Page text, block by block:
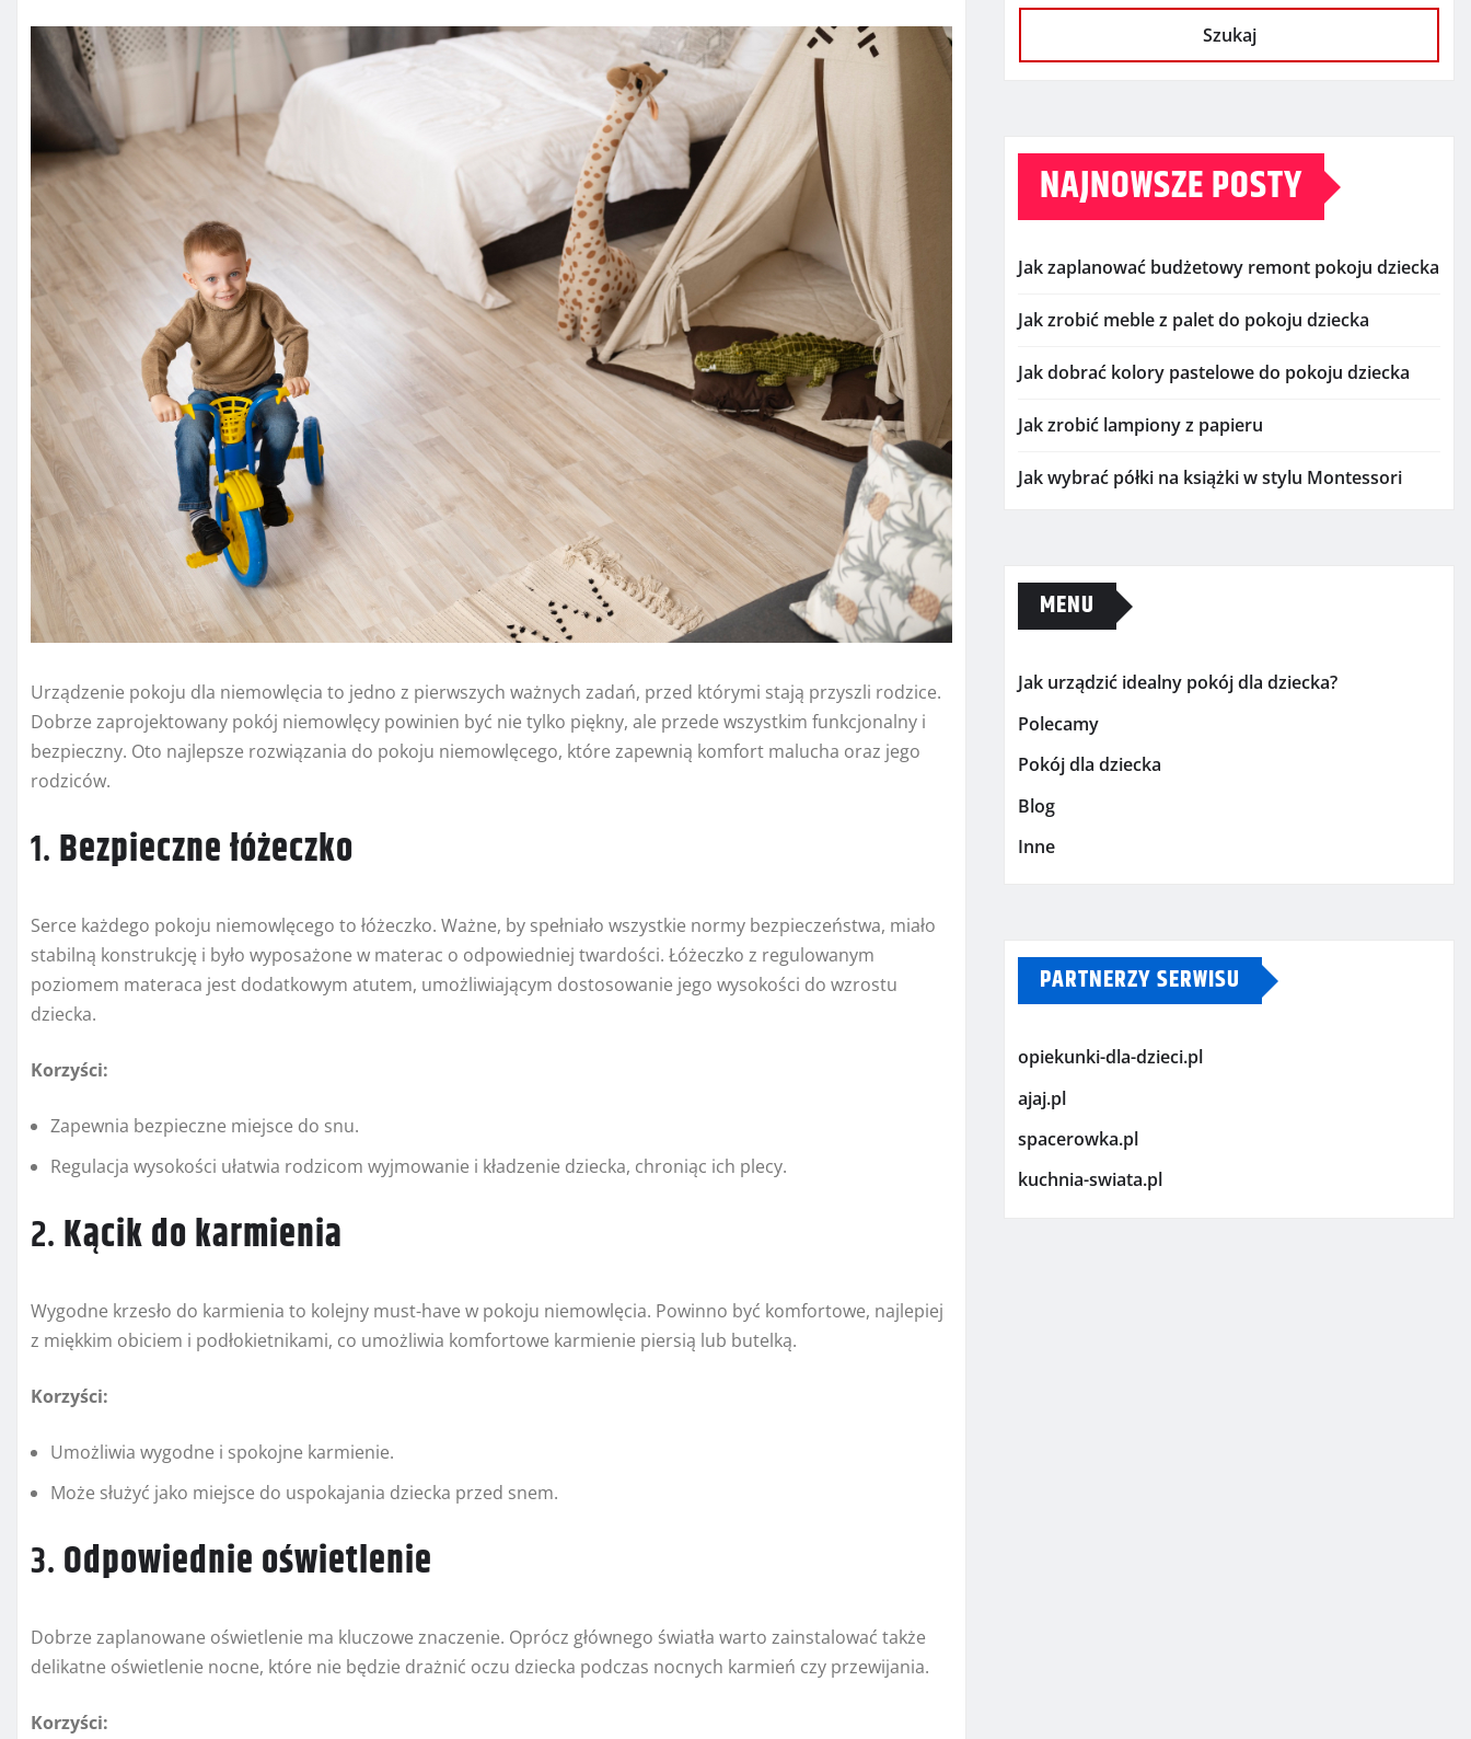
Urządzenie pokoju dla niemowlęcia to jedno z pierwszych ważnych zadań, przed którymi stają przyszli rodzice.
Dobrze zaprojektowany pokój niemowlęcy powinien być nie tylko piękny, ale przede wszystkim funkcjonalny i
bezpieczny. Oto najlepsze rozwiązania do pokoju niemowlęcego, które zapewnią komfort malucha oraz jego
rodziców.
1.Bezpieczne łóżeczko
Serce każdego pokoju niemowlęcego to łóżeczko. Ważne, by spełniało wszystkie normy bezpieczeństwa, miało
stabilną konstrukcję i było wyposażone w materac o odpowiedniej twardości. Łóżeczko z regulowanym
poziomem materaca jest dodatkowym atutem, umożliwiającym dostosowanie jego wysokości do wzrostu
dziecka.
Korzyści:
Zapewnia bezpieczne miejsce do snu.
Regulacja wysokości ułatwia rodzicom wyjmowanie i kładzenie dziecka, chroniąc ich plecy.
2.Kącik do karmienia
Wygodne krzesło do karmienia to kolejny must-have w pokoju niemowlęcia. Powinno być komfortowe, najlepiej
z miękkim obiciem i podłokietnikami, co umożliwia komfortowe karmienie piersią lub butelką.
Korzyści:
Umożliwia wygodne i spokojne karmienie.
Może służyć jako miejsce do uspokajania dziecka przed snem.
3.Odpowiednie oświetlenie
Dobrze zaplanowane oświetlenie ma kluczowe znaczenie. Oprócz głównego światła warto zainstalować także
delikatne oświetlenie nocne, które nie będzie drażnić oczu dziecka podczas nocnych karmień czy przewijania.
Korzyści:
Szukaj
NAJNOWSZE POSTY
Jak zaplanować budżetowy remont pokoju dziecka
Jak zrobić meble z palet do pokoju dziecka
Jak dobrać kolory pastelowe do pokoju dziecka
Jak zrobić lampiony z papieru
Jak wybrać półki na książki w stylu Montessori
MENU
Jak urządzić idealny pokój dla dziecka?
Polecamy
Pokój dla dziecka
Blog
Inne
PARTNERZY SERWISU
opiekunki-dla-dzieci.pl
ajaj.pl
spacerowka.pl
kuchnia-swiata.pl